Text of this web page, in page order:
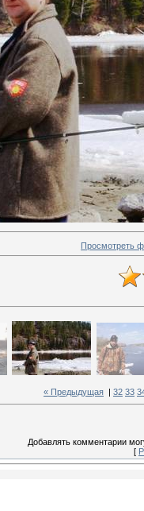
Просмотреть
« Предыдущая 32 33
Добавлять комментарии
[